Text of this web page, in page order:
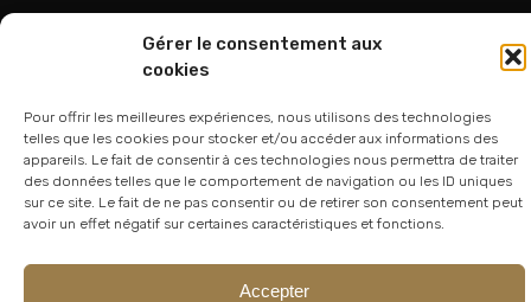
Gérer le consentement aux
cookies
Pour offrir les meilleures expériences, nous utilisons des technologies
telles que les cookies pour stocker et/ou accéder aux informations des
appareils. Le fait de consentir à ces technologies nous permettra de traiter
des données telles que le comportement de navigation ou les ID uniques
sur ce site. Le fait de ne pas consentir ou de retirer son consentement peut
avoir un effet négatif sur certaines caractéristiques et fonctions.
Accepter
01 75 33 00 85